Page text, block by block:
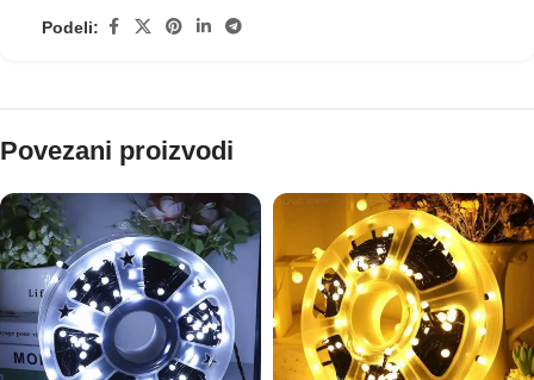
Podeli:
Povezani proizvodi